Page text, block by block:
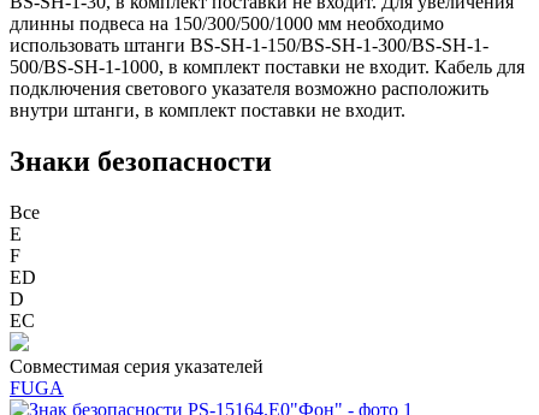
длинны подвеса на 150/300/500/1000 мм необходимо
использовать штанги BS-SH-1-150/BS-SH-1-300/BS-SH-1-
500/BS-SH-1-1000, в комплект поставки не входит. Кабель для
подключения светового указателя возможно расположить
внутри штанги, в комплект поставки не входит.
Знаки безопасности
Все
E
F
ED
D
ЕС
Совместимая серия указателей
FUGA